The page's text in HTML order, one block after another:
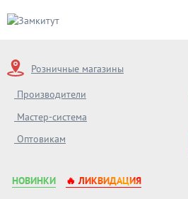
Розничные магазины
Производители
Мастер-система
Оптовикам
НОВИНКИ 🔥 ЛИКВИДАЦИЯ